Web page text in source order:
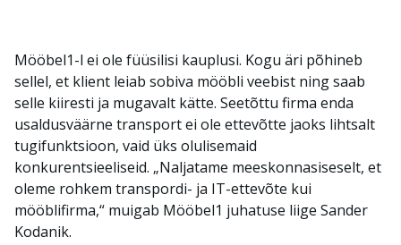
Mööbel1-l ei ole füüsilisi kauplusi. Kogu äri põhineb
sellel, et klient leiab sobiva mööbli veebist ning saab
selle kiiresti ja mugavalt kätte. Seetõttu firma enda
usaldusväärne transport ei ole ettevõtte jaoks lihtsalt
tugifunktsioon, vaid üks olulisemaid
konkurentsieeliseid. „Naljatame meeskonnasiseselt, et
oleme rohkem transpordi- ja IT-ettevõte kui
mööblifirma,“ muigab Mööbel1 juhatuse liige Sander
Kodanik.